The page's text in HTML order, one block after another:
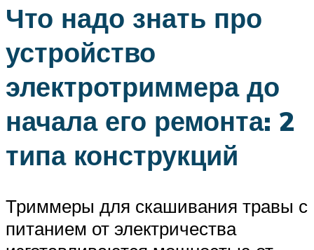
Что надо знать про
устройство
электротриммера до
начала его ремонта: 2
типа конструкций
Триммеры для скашивания травы с
питанием от электричества